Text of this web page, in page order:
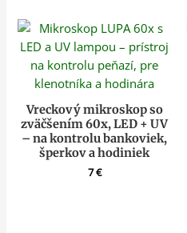
Vreckový mikroskop so
zväčšením 60x, LED + UV
– na kontrolu bankoviek,
šperkov a hodiniek
7€